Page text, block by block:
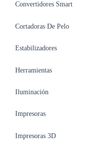
Convertidores Smart
Cortadoras De Pelo
Estabilizadores
Herramientas
Iluminación
Impresoras
Impresoras 3D